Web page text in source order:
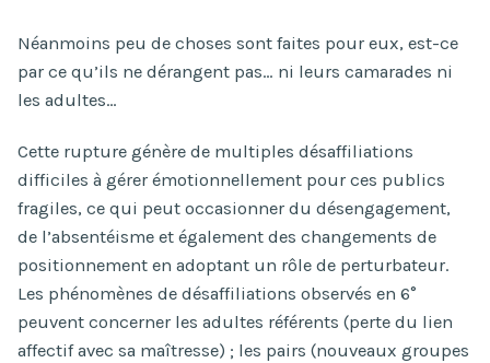
Néanmoins peu de choses sont faites pour eux, est-ce
par ce qu’ils ne dérangent pas… ni leurs camarades ni
les adultes…
Cette rupture génère de multiples désaffiliations
difficiles à gérer émotionnellement pour ces publics
fragiles, ce qui peut occasionner du désengagement,
de l’absentéisme et également des changements de
positionnement en adoptant un rôle de perturbateur.
Les phénomènes de désaffiliations observés en 6°
peuvent concerner les adultes référents (perte du lien
affectif avec sa maîtresse) ; les pairs (nouveaux groupes